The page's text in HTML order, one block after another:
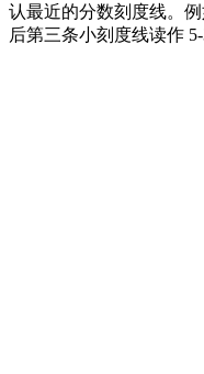
认最近的分数刻度线。
后第三条小刻度线读作 5-